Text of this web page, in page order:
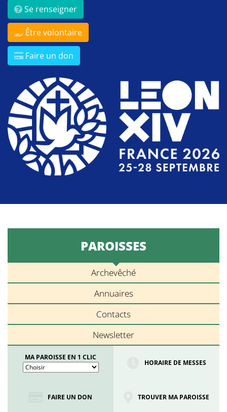
Se renseigner
Être volontaire
Faire un don
PAROISSES
Archevêché
Annuaires
Contacts
Newsletter
MA PAROISSE EN 1 CLIC
HORAIRE DE MESSES
FAIRE UN DON TROUVER MA PAROISSE